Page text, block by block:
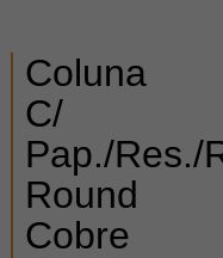
Coluna
C/
Pap./Res./
Round
Cobre